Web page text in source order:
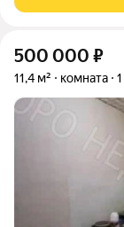
500 000 ₽
11,4 м² комната